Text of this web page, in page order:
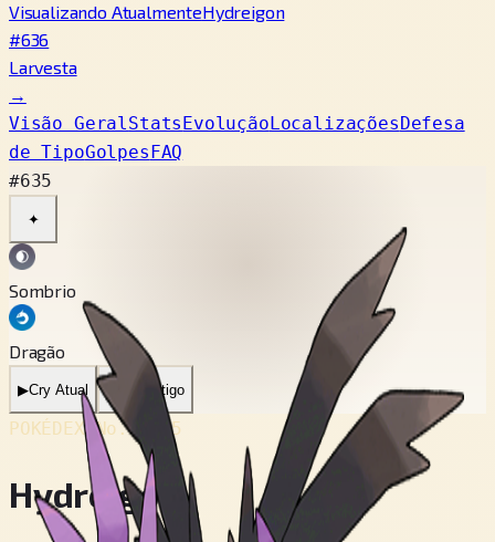
Visualizando AtualmenteHydreigon
#636
Larvesta
→
Visão GeralStatsEvoluçãoLocalizaçõesDefesa
de TipoGolpesFAQ
#635
✦
Sombrio
Dragão
▶Cry Atual Cry Antigo
POKÉDEX No. #635
Hydreigon